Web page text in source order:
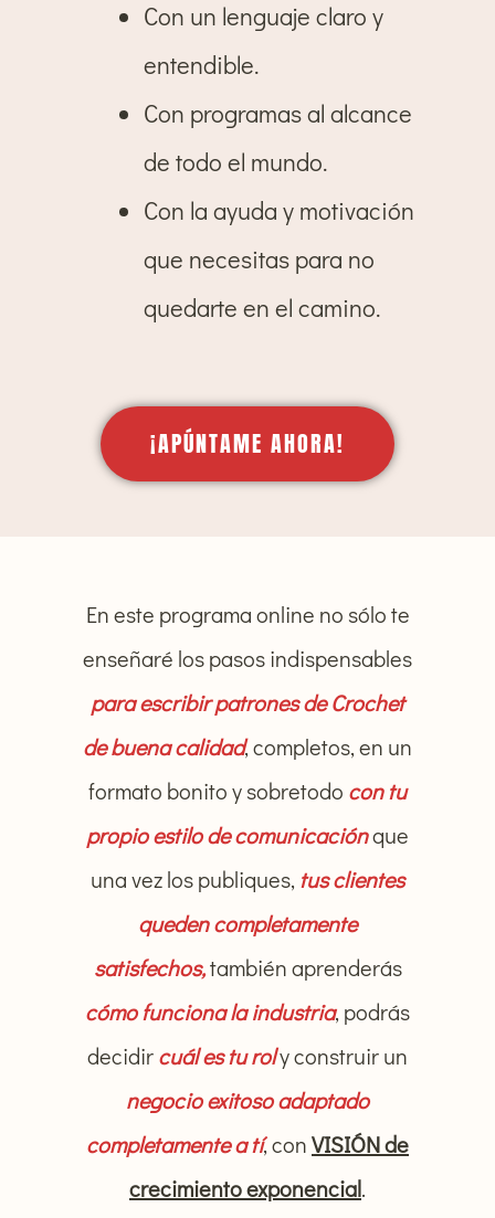
Con un lenguaje claro y
entendible.
Con programas al alcance
de todo el mundo.
Con la ayuda y motivación
que necesitas para no
quedarte en el camino.
¡APÚNTAME AHORA!
En este programa online no sólo te
enseñaré los pasos indispensables
para escribir patrones de Crochet
de buena calidad, completos, en un
formato bonito y sobretodo con tu
propio estilo de comunicaciónque
una vez los publiques, tus clientes
queden completamente
satisfechos,también aprenderás
cómo funciona la industria, podrás
decidircuál es tu roly construir un
negocio exitoso adaptado
completamente a tí, conVISIÓN de
crecimiento exponencial.